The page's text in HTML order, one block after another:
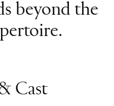
beyond the
Cast